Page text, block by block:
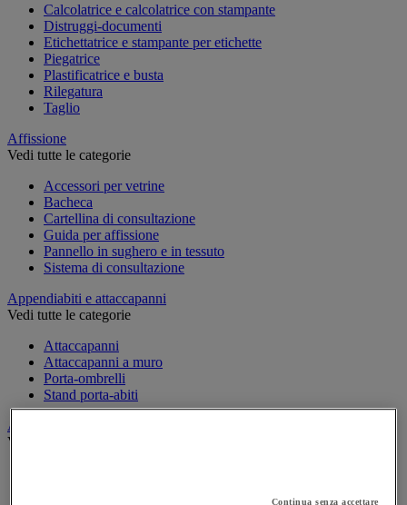
Calcolatrice e calcolatrice con stampante
Distruggi-documenti
Etichettatrice e stampante per etichette
Piegatrice
Plastificatrice e busta
Rilegatura
Taglio
Affissione
Vedi tutte le categorie
Accessori per vetrine
Bacheca
Cartellina di consultazione
Guida per affissione
Pannello in sughero e in tessuto
Sistema di consultazione
Appendiabiti e attaccapanni
Vedi tutte le categorie
Attaccapanni
Attaccapanni a muro
Porta-ombrelli
Stand porta-abiti
Armadio e archiviazione
Vedi tutte le categorie
Continua senza accettare